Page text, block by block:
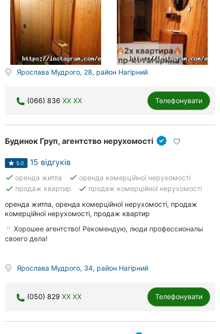
Ярослава Мудрого, 28, район Нагірний
(066) 836 XX XX Телефонувати
Будинок Груп, агентство нерухомості
5.0 15 відгуків
done оренда житла done оренда комерційної нерухомості
done продаж квартир done продаж комерційної нерухомості
оренда житла, оренда комерційної нерухомості, продаж
комерційної нерухомості, продаж квартир
Хорошее агентство! Рекомендую, люди профессионалы
своего дела!
Ярослава Мудрого, 34, район Нагірний
(050) 829 XX XX Телефонувати